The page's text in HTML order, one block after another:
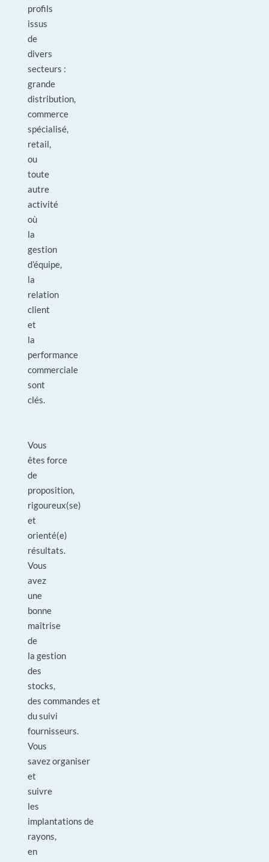
profils
issus
de
divers
secteurs :
grande
distribution,
commerce
spécialisé,
retail,
ou
toute
autre
activité
où
la
gestion
d’équipe,
la
relation
client
et
la
performance
commerciale
sont
clés.
Vous
êtes force
de
proposition,
rigoureux(se)
et
orienté(e)
résultats.
Vous
avez
une
bonne
maîtrise
de
la gestion
des
stocks,
des commandes et
du suivi
fournisseurs.
Vous
savez organiser
et
suivre
les
implantations de
rayons,
en